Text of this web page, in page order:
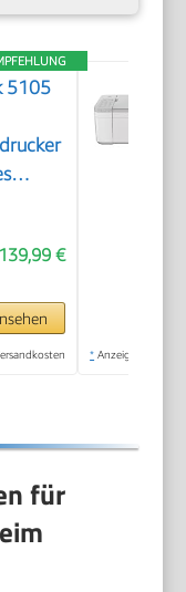
5105
139,99 €
* Anzeige
für